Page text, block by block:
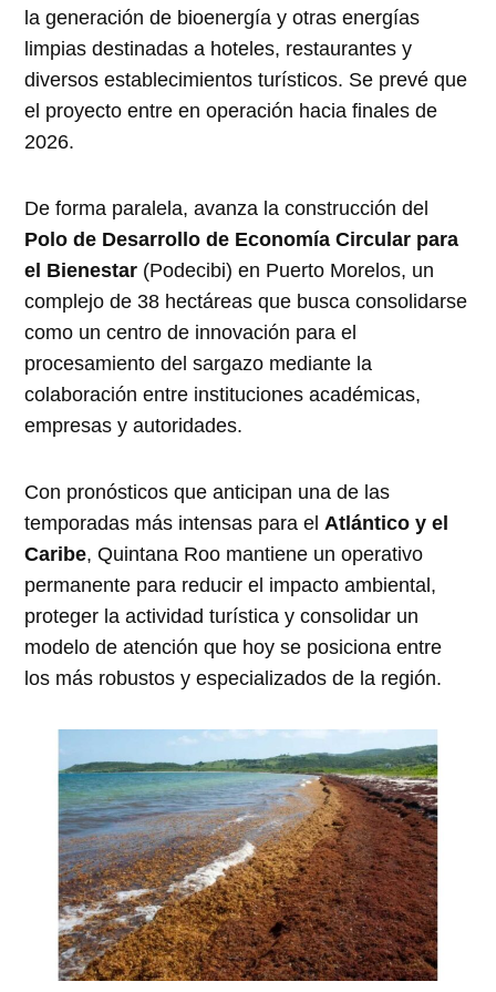
la generación de bioenergía y otras energías
limpias destinadas a hoteles, restaurantes y
diversos establecimientos turísticos. Se prevé que
el proyecto entre en operación hacia finales de
2026.
De forma paralela, avanza la construcción del
Polo de Desarrollo de Economía Circular para
el Bienestar (Podecibi) en Puerto Morelos, un
complejo de 38 hectáreas que busca consolidarse
como un centro de innovación para el
procesamiento del sargazo mediante la
colaboración entre instituciones académicas,
empresas y autoridades.
Con pronósticos que anticipan una de las
temporadas más intensas para elAtlántico y el
Caribe, Quintana Roo mantiene un operativo
permanente para reducir el impacto ambiental,
proteger la actividad turística y consolidar un
modelo de atención que hoy se posiciona entre
los más robustos y especializados de la región.